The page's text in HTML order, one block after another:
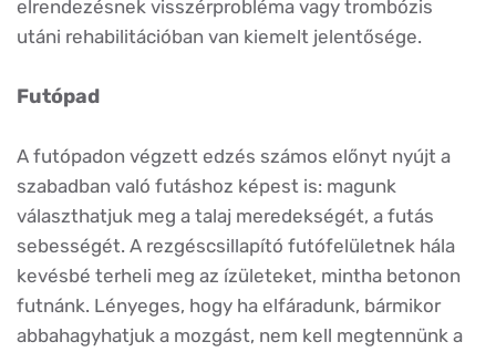
elrendezésnek visszérprobléma vagy trombózis
utáni rehabilitációban van kiemelt jelentősége.
Futópad
A futópadon végzett edzés számos előnyt nyújt a
szabadban való futáshoz képest is: magunk
választhatjuk meg a talaj meredekségét, a futás
sebességét. A rezgéscsillapító futófelületnek hála
kevésbé terheli meg az ízületeket, mintha betonon
futnánk. Lényeges, hogy ha elfáradunk, bármikor
abbahagyhatjuk a mozgást, nem kell megtennünk a